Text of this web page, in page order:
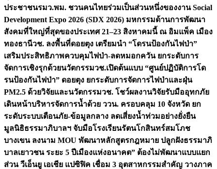
ประชาชนรมว.พม. ชวนคนไทยร่วมเป็นส่วนหนึ่งของงาน Social
Development Expo 2026 (SDX 2026) มหกรรมด้านการพัฒนา
สังคมที่ใหญ่ที่สุดของประเทศ 21–23 สิงหาคมนี้ ณ อิมแพ็ค เมือง
ทองธานีวช. ลงพื้นที่ดอยตุง เตรียมนำ “โดรนป้องกันไฟป่า”
เสริมประสิทธิภาพควบคุมไฟป่า-ลดหมอกควัน ยกระดับการ
จัดการเชิงรุกด้วยนวัตกรรมวช.เปิดต้นแบบ “ศูนย์ปฏิบัติการโด
รนป้องกันไฟป่า” ดอยตุง ยกระดับการจัดการไฟป่าและฝุ่น
PM2.5 ด้วยวิจัยและนวัตกรรมวช. โชว์ผลงานวิจัยรับมืออุทกภัย
เดินหน้าบริหารจัดการน้ำด้วย ววน. ครอบคลุม 10 จังหวัด ยก
ระดับระบบเตือนภัย-ข้อมูลกลาง ลดเสี่ยงน้ำท่วมอย่างยั่งยืน
มูลนิธิธรรมาภิบาลฯ จับมือโรงเรียนรัตนโกสินทร์สมโภช
บางเขน ลงนาม MOU พัฒนาหลักสูตรกฎหมาย ปลูกฝังธรรมาภิ
บาลเยาวชน ระยะ 5 ปีเมืองแห่งอนาคต” ต้องไม่พัฒนาแบบแยก
ส่วน วีเอ็นยู เอเชีย แปซิฟิค เชื่อม 3 อุตสาหกรรมสำคัญ วางภาค